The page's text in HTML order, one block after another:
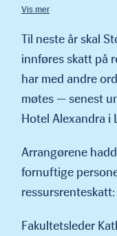
årsmøtene vært
og programmet svært
Til neste år skal
innføres skatt på
har med andre
møtes — senest
Hotel Alexandra i
Arrangørene
fornuftige
ressursrenteskatt:
Fakultetsleder